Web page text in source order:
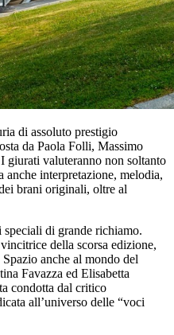
di assoluto prestigio
da Paola Folli, Massimo
valuteranno non soltanto
interpretazione, melodia,
brani originali, oltre al
speciali di grande richiamo.
della scorsa edizione,
anche al mondo del
Favazza ed Elisabetta
condotta dal critico
all’universo delle “voci